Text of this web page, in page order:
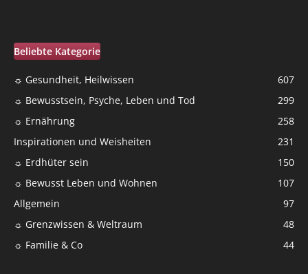
Beliebte Kategorie
☼ Gesundheit, Heilwissen
607
☼ Bewusstsein, Psyche, Leben und Tod
299
☼ Ernährung
258
Inspirationen und Weisheiten
231
☼ Erdhüter sein
150
☼ Bewusst Leben und Wohnen
107
Allgemein
97
☼ Grenzwissen & Weltraum
48
☼ Familie & Co
44